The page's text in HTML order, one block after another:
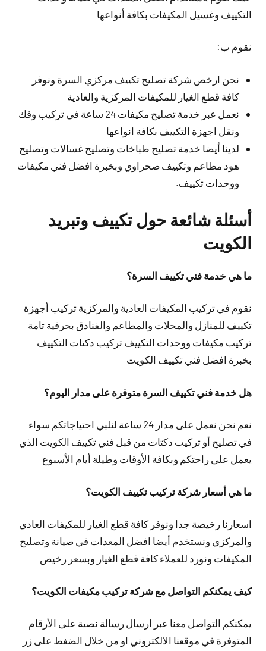
التكييف وغسيل المكيفات بكافة أنواعها
نقوم ب:
نحن ارخص شركة تصليح تكييف مركزي السرة ونوفر
كافة قطع الغيار للمكيفات المركزية والعادية
نعمل عبر خدمة تصليح مكيفات 24 ساعة في تركيب وفك
ونقل اجهزة التكييف بكافة انواعها
لدينا أيضا خدمة تصليح طباخات وتصليح غسالات وتصليح
هود مطاعم وتكييف صحراوي وبخبرة افضل فني مكيفات
ووحدات تكييف.
أسئلة شائعة حول تكييف وتبريد
الكويت
ما هي خدمة فني تكييف السرة؟
نقوم في تركيب المكيفات العادية والمركزية تركيب أجهزة
تكييف للمنازل والمحلات والمطاعم والفنادق بحرفية تامة
تركيب مكيفات ووحدات التكييف تركيب دكتات التكييف
بخبرة افضل فني تكييف الكويت
هل خدمة فني تكييف السرة متوفرة على مدار اليوم؟
نعم نحن نعمل على مدار 24 ساعة لنلبي احتياجاتكم سواء
في تصليح أو تركيب دكتات من قبل فني تكييف الكويت الذي
يعمل على راحتكم وبكافة الأوقات وطيلة أيام الأسبوع
ما هي أسعار شركة تركيب تكييف الكويت؟
اسعارنا رخيصة جدا ونوفر كافة قطع الغيار للمكيفات العادي
والمركزي ونستخدم أيضا افضل المعدات في صيانة وتصليح
المكيفات ونورد للعملاء كافة قطع الغيار وبسعر رخيص
كيف يمكنكم التواصل مع شركة تركيب مكيفات الكويت؟
يمكنكم التواصل معنا عبر ارسال رسالة نصية على الأرقام
المتوفرة في موقعنا الالكتروني او من خلال الضغط على زر